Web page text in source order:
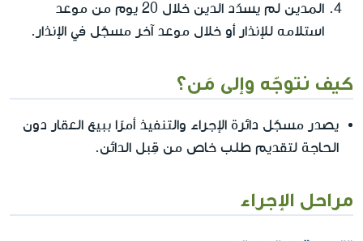
المدين لم يسدّد الدين خلال 20 يوم من موعد
استلامه للإنذار أو خلال موعد آخر مسجّل في الإنذار.
كيف نتوجّه وإلى مَن؟
يصدر مسجّل دائرة الإجراء والتنفيذ أمرًا ببيع العقار دون
الحاجة لتقديم طلب خاص من قِبل الدائن.
مراحل الإجراء